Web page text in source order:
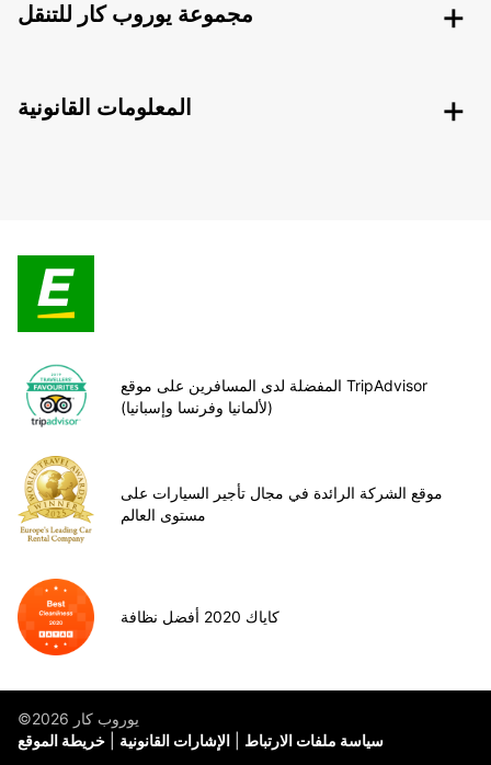
مجموعة يوروب كار للتنقل
المعلومات القانونية
المفضلة لدى المسافرين على موقع TripAdvisor
(لألمانيا وفرنسا وإسبانيا)
موقع الشركة الرائدة في مجال تأجير السيارات على
مستوى العالم
كاياك 2020 أفضل نظافة
©يوروب كار 2026
خريطة الموقع
الإشارات القانونية سياسة ملفات الارتباط